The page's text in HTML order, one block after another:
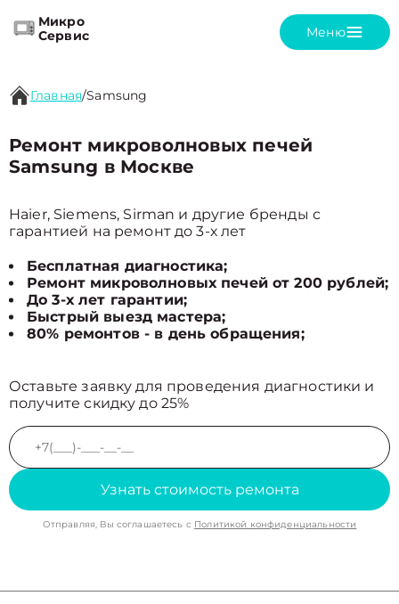
Микро
Сервис
Меню
Главная/Samsung
Ремонт микроволновых печей
Samsung в Москве
Haier, Siemens, Sirman и другие бренды с
гарантией на ремонт до 3-х лет
Бесплатная диагностика;
Ремонт микроволновых печей от 200 рублей;
До 3-х лет гарантии;
Быстрый выезд мастера;
80% ремонтов - в день обращения;
Оставьте заявку для проведения диагностики и
получите скидку до 25%
Узнать стоимость ремонта
Отправляя, Вы соглашаетесь с Политикой конфиденциальности